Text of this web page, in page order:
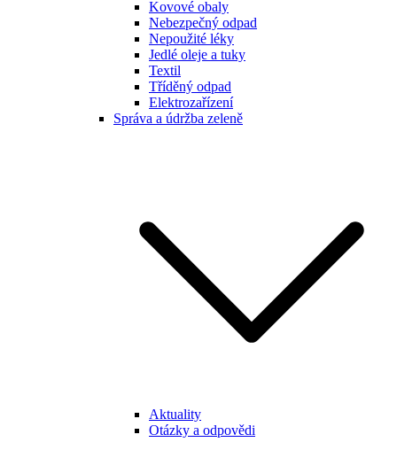
Kovové obaly
Nebezpečný odpad
Nepoužité léky
Jedlé oleje a tuky
Textil
Tříděný odpad
Elektrozařízení
Správa a údržba zeleně
Aktuality
Otázky a odpovědi